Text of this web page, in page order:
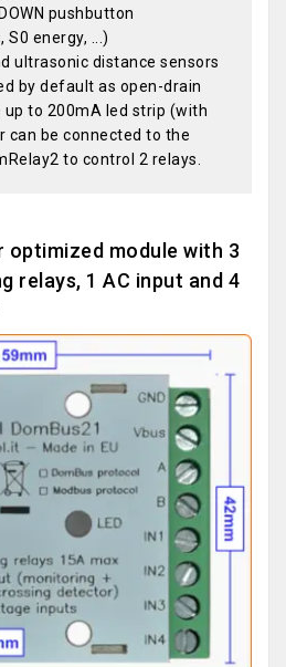
pushbutton
energy, ...)
ultrasonic distance sensors
by default as open-drain
to 200mA led strip (with
can be connected to the
to control 2 relays.
optimized module with 3
relays, 1 AC input and 4